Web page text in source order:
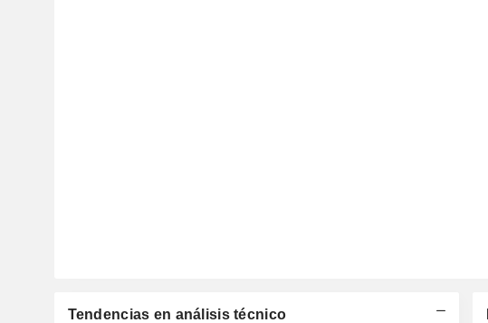
Tendencias en análisis técnico